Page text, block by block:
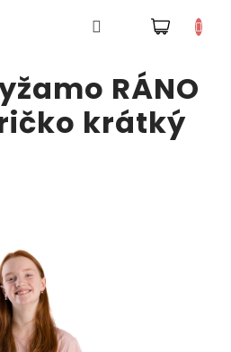
NÁKUPNÍ
RÁNO
krátký